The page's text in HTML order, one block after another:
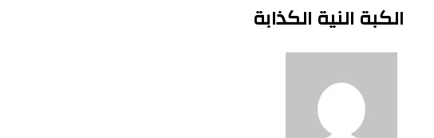
الكبة النية الكذابة